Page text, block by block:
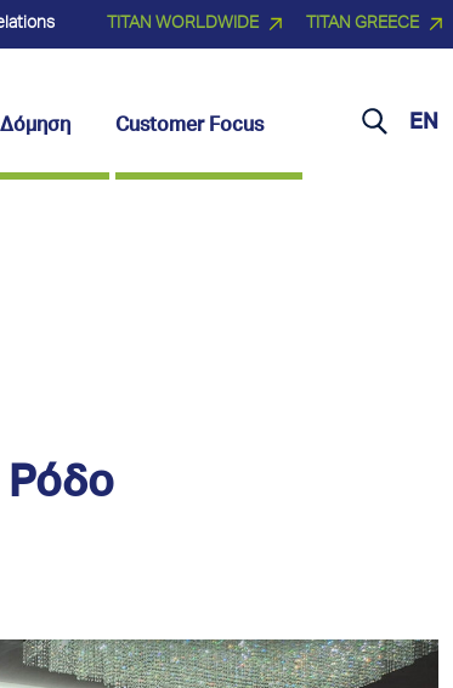
TITAN WORLDWIDE TITAN GREECE
Customer Focus EN
Ρόδο